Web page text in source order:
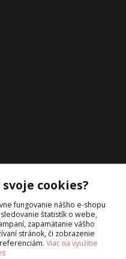
cookies?
fungovanie nášho e-shopu
štatistík o webe,
zapamätanie vášho
stránok, či zobrazenie
Viac na využitie